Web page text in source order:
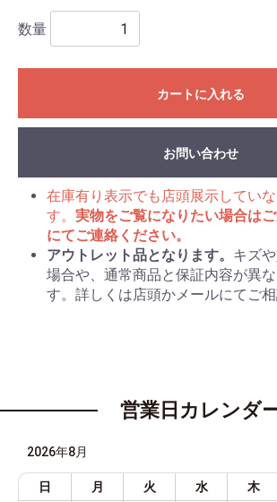
数量
カートに入れる
お問い合わせ
在庫有り表示でも店頭展示してい
す。 実物をご覧になりたい場合は
にてご連絡ください。
アウトレット品となります。 キズ
場合や、通常商品と保証内容が異
す。詳しくは店頭かメールにてご相
営業日カレンダ
2026年8月
日 月 火 水 木